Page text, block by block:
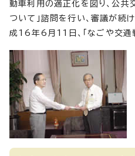
動車利用の適正化を図り、公共
ついて」諮問を行い、審議が続
成16年6月11日、「なごや交通